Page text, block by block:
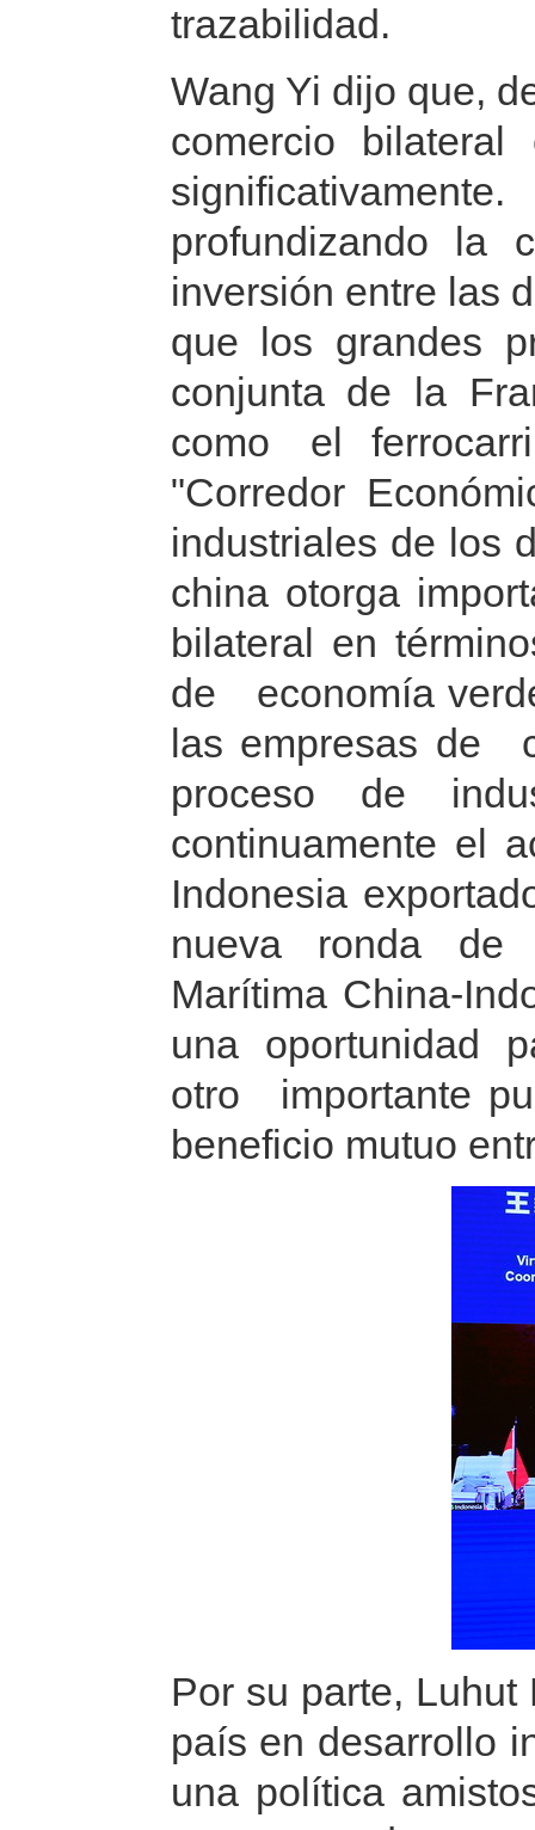
trazabilidad.
Wang Yi dijo que,
comercio
profundizando la
inversión entre las
que los grandes
conjunta de la
como el
"Corredor
industriales de los
china otorga
bilateral en
de economía
las empresas de
proceso de
continuamente el
Indonesia
nueva ronda de
Marítima China-
una oportunidad
otro importante
beneficio mutuo
Por su parte,
país en desarrollo
una política